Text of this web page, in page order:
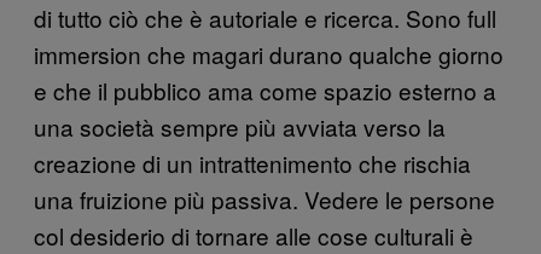
di tutto ciò che è autoriale e ricerca. Sono full
immersion che magari durano qualche giorno
e che il pubblico ama come spazio esterno a
una società sempre più avviata verso la
creazione di un intrattenimento che rischia
una fruizione più passiva. Vedere le persone
col desiderio di tornare alle cose culturali è